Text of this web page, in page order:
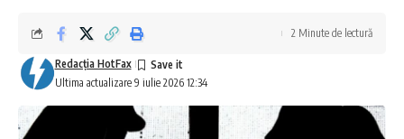
Ultima actualizare 9 iulie 2026 12:34
Redacţia HotFax
2 Minute de lectură